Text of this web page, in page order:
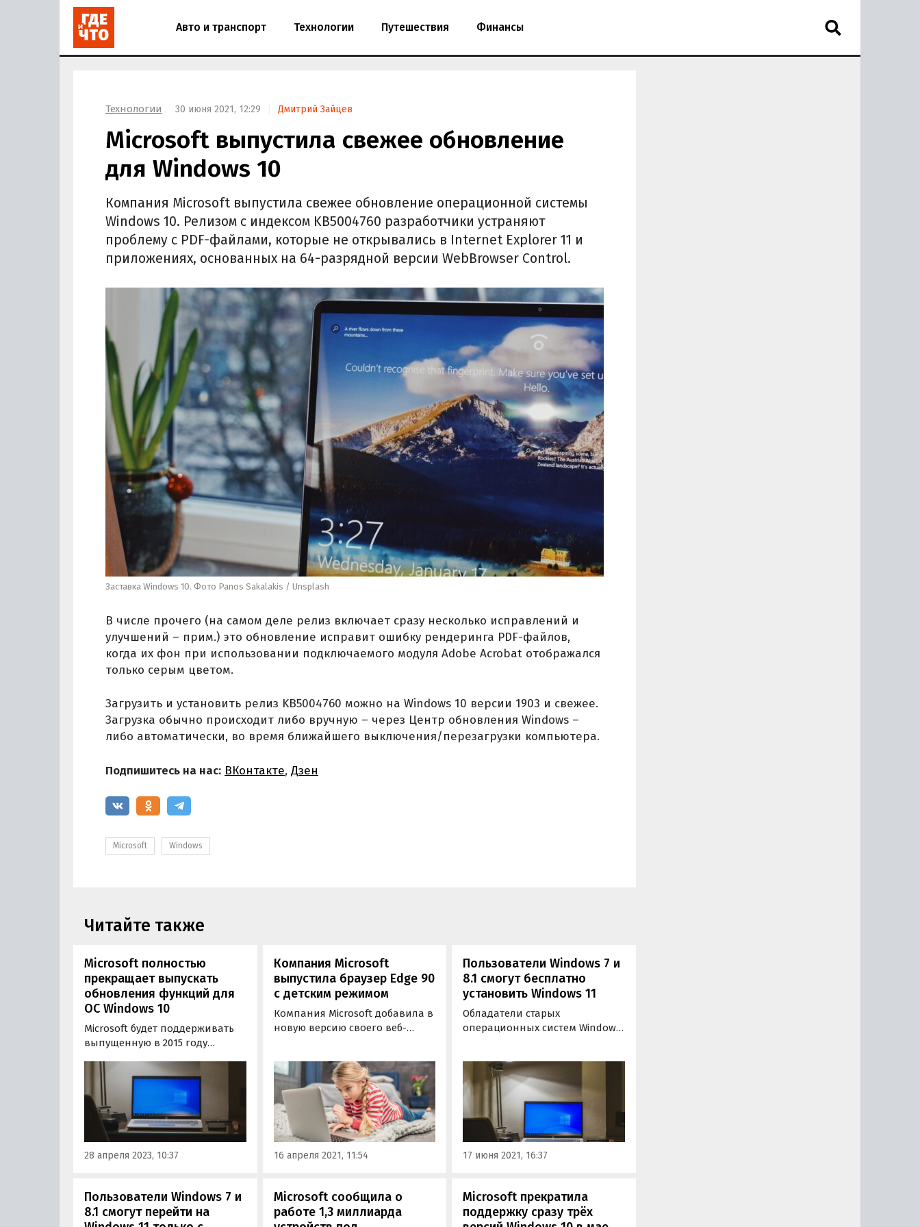
Авто и транспорт Технологии Путешествия Финансы
Технологии 30 июня 2021, 12:29 Дмитрий Зайцев
Microsoft выпустила свежее обновление
для Windows 10
Компания Microsoft выпустила свежее обновление операционной системы
Windows 10. Релизом с индексом KB5004760 разработчики устраняют
проблему с PDF-файлами, которые не открывались в Internet Explorer 11 и
приложениях, основанных на 64-разрядной версии WebBrowser Control.
Заставка Windows 10. Фото Panos Sakalakis / Unsplash
В числе прочего (на самом деле релиз включает сразу несколько исправлений и
улучшений – прим.) это обновление исправит ошибку рендеринга PDF-файлов,
когда их фон при использовании подключаемого модуля Adobe Acrobat отображался
только серым цветом.
Загрузить и установить релиз KB5004760 можно на Windows 10 версии 1903 и свежее.
Загрузка обычно происходит либо вручную – через Центр обновления Windows –
либо автоматически, во время ближайшего выключения/перезагрузки компьютера.
Подпишитесь на нас: ВКонтакте, Дзен
Microsoft Windows
Читайте также
Microsoft полностью
прекращает выпускать
обновления функций для
ОС Windows 10
Microsoft будет поддерживать
выпущенную в 2015 году
Windows 10 вплоть до осени
2025 года. При этом обновления
функций для этой версии ОС
софтверный гигант больше
выпускать не будет, пишет
3DNews.
28 апреля 2023, 10:37
Компания Microsoft
выпустила браузер Edge 90
с детским режимом
Компания Microsoft добавила в
новую версию своего веб-
позволяет родителям легко
контролировать то, как их дети
просматривают интернет-
страницы.
16 апреля 2021, 11:54
Пользователи Windows 7 и
8.1 смогут бесплатно
установить Windows 11
Обладатели старых
операционных систем Windows
полностью бесплатно. Также на
бесплатной основе
предлагается обновление и
для Windows 10.
17 июня 2021, 16:37
Пользователи Windows 7 и
8.1 смогут перейти на
Microsoft сообщила о
работе 1,3 миллиарда
Microsoft прекратила
поддержку сразу трёх